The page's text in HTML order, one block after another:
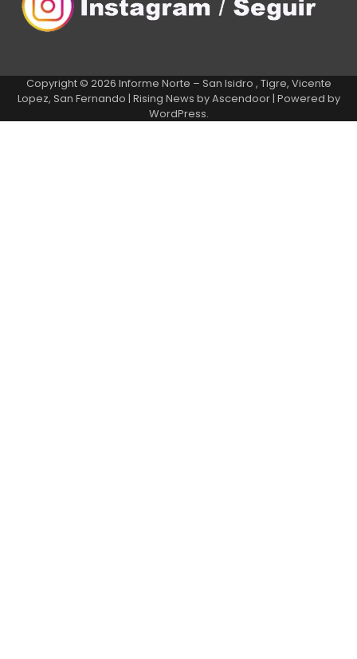
Copyright © 2026 Informe Norte – San Isidro , Tigre, Vicente
Lopez, San Fernando | Rising News byAscendoor| Powered by
WordPress.